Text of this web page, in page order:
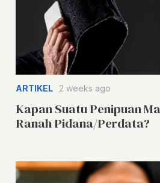
ARTIKEL 2 weeks ago
Kapan Suatu Penipuan
Ranah Pidana/Perdata?